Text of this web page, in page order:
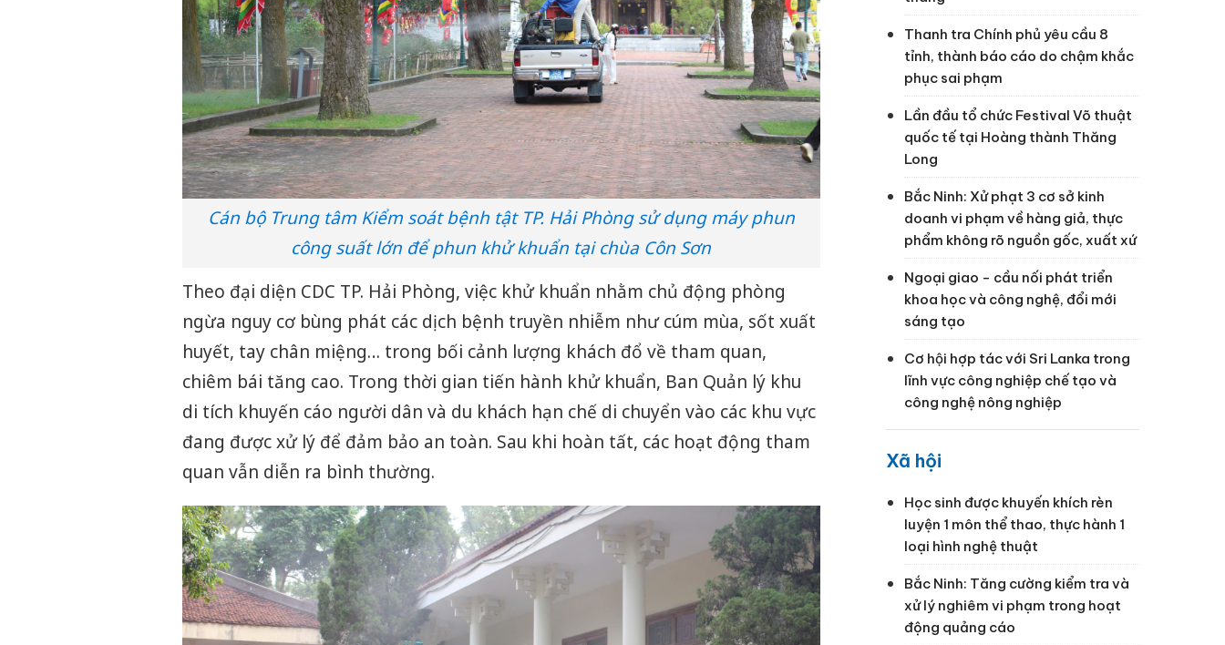
Cán bộ Trung tâm Kiểm soát bệnh tật TP. Hải Phòng sử dụng máy phun
công suất lớn để phun khử khuẩn tại chùa Côn Sơn
Theo đại diện CDC TP. Hải Phòng, việc khử khuẩn nhằm chủ động phòng
ngừa nguy cơ bùng phát các dịch bệnh truyền nhiễm như cúm mùa, sốt xuất
huyết, tay chân miệng… trong bối cảnh lượng khách đổ về tham quan,
chiêm bái tăng cao. Trong thời gian tiến hành khử khuẩn, Ban Quản lý khu
di tích khuyến cáo người dân và du khách hạn chế di chuyển vào các khu vực
đang được xử lý để đảm bảo an toàn. Sau khi hoàn tất, các hoạt động tham
quan vẫn diễn ra bình thường.
Thanh tra Chính phủ yêu cầu 8
tỉnh, thành báo cáo do chậm khắc
phục sai phạm
Lần đầu tổ chức Festival Võ thuật
quốc tế tại Hoàng thành Thăng
Long
Bắc Ninh: Xử phạt 3 cơ sở kinh
doanh vi phạm về hàng giả, thực
phẩm không rõ nguồn gốc, xuất xứ
Ngoại giao - cầu nối phát triển
khoa học và công nghệ, đổi mới
sáng tạo
Cơ hội hợp tác với Sri Lanka trong
lĩnh vực công nghiệp chế tạo và
công nghệ nông nghiệp
Xã hội
Học sinh được khuyến khích rèn
luyện 1 môn thể thao, thực hành 1
loại hình nghệ thuật
Bắc Ninh: Tăng cường kiểm tra và
xử lý nghiêm vi phạm trong hoạt
động quảng cáo